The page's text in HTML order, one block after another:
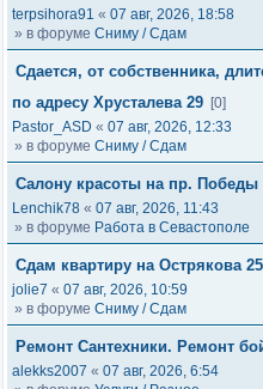
terpsihora91 « 07 авг, 2026, 18:58
» в форуме Сниму / Сдам
Сдается, от собственника,
по адресу Хрусталева 29 [0]
Pastor_ASD « 07 авг, 2026, 12:33
» в форуме Сниму / Сдам
Салону красоты на пр. Победы
Lenchik78 « 07 авг, 2026, 11:43
» в форуме Работа в Севастополе
Сдам квартиру на Острякова
jolie7 « 07 авг, 2026, 10:59
» в форуме Сниму / Сдам
Ремонт Сантехники. Ремонт
alekks2007 « 07 авг, 2026, 6:54